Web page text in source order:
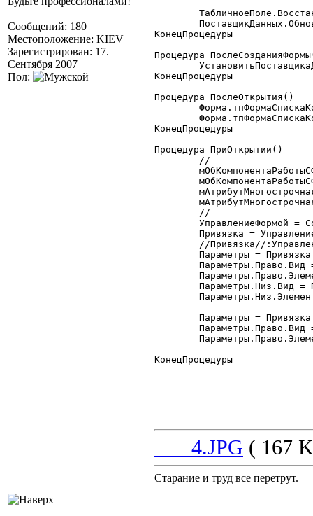
Сообщений: 180
Местоположение: KIEV
Зарегистрирован: 17.
Сентября 2007
Пол:
КонецПроцедуры
Процедура
КонецПроцедуры
Процедура ПослеОткрытия()
КонецПроцедуры
Процедура ПриОткрытии()
КонецПроцедуры
___4.JPG ( 167
Старание и труд все перетрут.